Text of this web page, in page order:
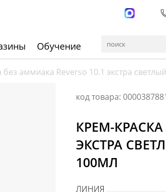
Обучение
без аммиака Reverso 10.1 экстра
код товара:
КРЕМ-КРАСКА
ЭКСТРА
100МЛ
ЛИНИЯ